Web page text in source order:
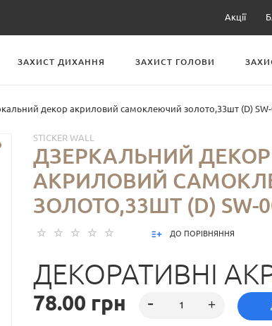
Акції
ЗАХИСТ ДИХАННЯ ЗАХИСТ ГОЛОВИ
декор акриловий самоклеючий золото,33шт (D) SW-
STICKER WALL
ДЗЕРКАЛЬНИЙ ДЕКОР
АКРИЛОВИЙ
ЗОЛОТО,33ШТ (D) SW-
ДО ПОРІВНЯННЯ
ДЕКОРАТИВНІ
НАЛІПКИ
78.00 грн